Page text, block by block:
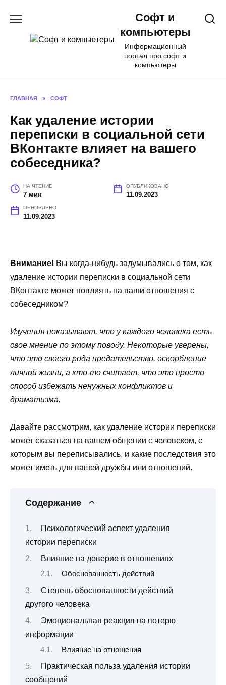
Софт и
компьютеры
Информационный
портал про софт и
компьютеры
ГЛАВНАЯ » СОФТ
Как удаление истории
переписки в социальной сети
ВКонтакте влияет на вашего
собеседника?
НА ЧТЕНИЕ
7 мин
ОПУБЛИКОВАНО
11.09.2023
ОБНОВЛЕНО
11.09.2023
Внимание! Вы когда-нибудь задумывались о том, как
удаление истории переписки в социальной сети
ВКонтакте может повлиять на ваши отношения с
собеседником?
Изучения показывают, что у каждого человека есть
свое мнение по этому поводу. Некоторые уверены,
что это своего рода предательство, оскорбление
личной жизни, а кто-то считает, что это просто
способ избежать ненужных конфликтов и
драматизма.
Давайте рассмотрим, как удаление истории переписки
может сказаться на вашем общении с человеком, с
которым вы переписывались, и какие последствия это
может иметь для вашей дружбы или отношений.
Содержание
Психологический аспект удаления
истории переписки
Влияние на доверие в отношениях
Обоснованность действий
Степень обоснованности действий
другого человека
Эмоциональная реакция на потерю
информации
Влияние на отношения
Практическая польза удаления истории
сообщений